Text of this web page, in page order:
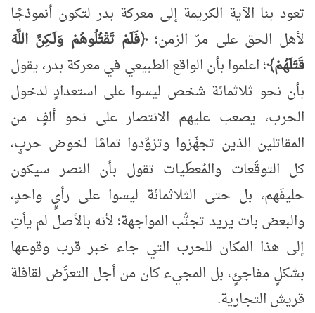
تعود بنا الآية الكريمة إلى معركة بدر لتكون أنموذجًا
لأهل الحق على مرّ الزمن؛﴿فَلَمْ تَقْتُلُوهُمْ وَلَـكِنَّ اللَّهَ
قَتَلَهُمْ﴾؛ اعلموا بأن الواقع الطبيعي في معركة بدر، يقول
بأن نحو ثلاثمائة شخص ليسوا على استعدادٍ لدخول
الحرب، يصعب عليهم الانتصار على نحو ألفٍ من
المقاتلين الذين تجهَّزوا وتزوَّدوا تمامًا لخوض حربٍ،
كل التوقّعات والمُعطَيات تقول بأن النصر سيكون
حليفَهم، بل حتى الثلاثمائة ليسوا على رأيٍ واحدٍ،
والبعض بات يريد تجنُّب المواجهة؛ لأنه بالأصل لم يأتِ
إلى هذا المكان للحرب التي جاء خبر قرب وقوعها
بشكلٍ مفاجئٍ، بل المجيء كان من أجل التعرُّض لقافلة
قريش التجارية.